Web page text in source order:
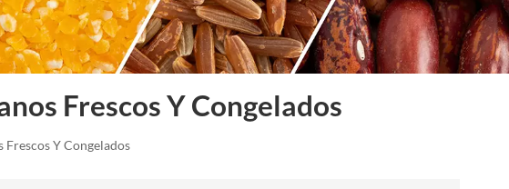
Indonesia
Tiếng việt
Frescos Y Congelados
Y Congelados